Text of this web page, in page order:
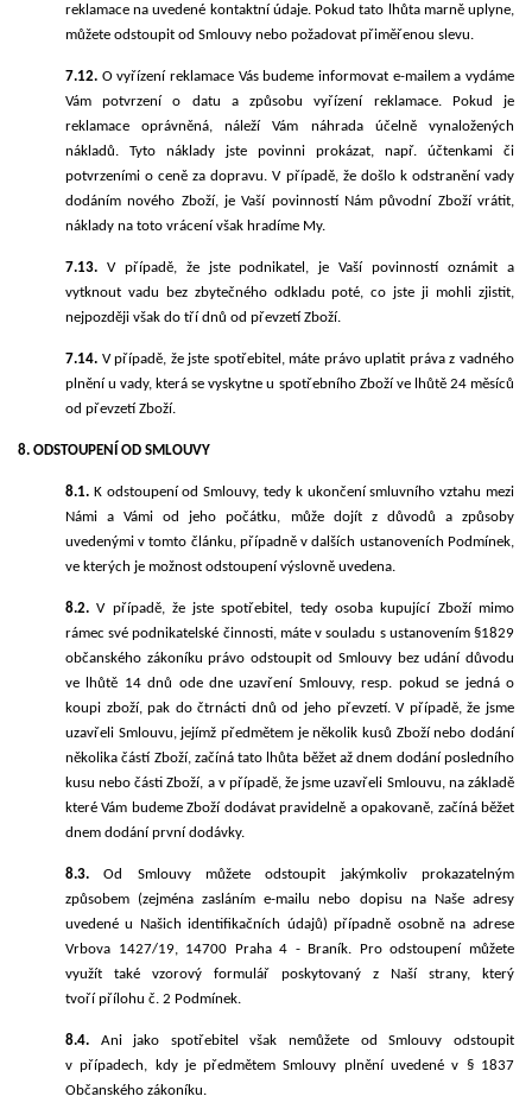
reklamace na uvedené kontaktní údaje. Pokud tato lhůta marně uplyne,
můžete odstoupit od Smlouvy nebo požadovat přiměřenou slevu.
7.12. O vyřízení reklamace Vás budeme informovat e-mailem a vydáme
Vám potvrzení o datu a způsobu vyřízení reklamace. Pokud je
reklamace oprávněná, náleží Vám náhrada účelně vynaložených
nákladů. Tyto náklady jste povinni prokázat, např. účtenkami či
potvrzeními o ceně za dopravu. V případě, že došlo k odstranění vady
dodáním nového Zboží, je Vaší povinností Nám původní Zboží vrátit,
náklady na toto vrácení však hradíme My.
7.13. V případě, že jste podnikatel, je Vaší povinností oznámit a
vytknout vadu bez zbytečného odkladu poté, co jste ji mohli zjistit,
nejpozději však do tří dnů od převzetí Zboží.
7.14. V případě, že jste spotřebitel, máte právo uplatit práva z vadného
plnění u vady, která se vyskytne u spotřebního Zboží ve lhůtě 24 měsíců
od převzetí Zboží.
8. ODSTOUPENÍ OD SMLOUVY
8.1. K odstoupení od Smlouvy, tedy k ukončení smluvního vztahu mezi
Námi a Vámi od jeho počátku, může dojít z důvodů a způsoby
uvedenými v tomto článku, případně v dalších ustanoveních Podmínek,
ve kterých je možnost odstoupení výslovně uvedena.
8.2. V případě, že jste spotřebitel, tedy osoba kupující Zboží mimo
rámec své podnikatelské činnosti, máte v souladu s ustanovením §1829
občanského zákoníku právo odstoupit od Smlouvy bez udání důvodu
ve lhůtě 14 dnů ode dne uzavření Smlouvy, resp. pokud se jedná o
koupi zboží, pak do čtrnácti dnů od jeho převzetí. V případě, že jsme
uzavřeli Smlouvu, jejímž předmětem je několik kusů Zboží nebo dodání
několika částí Zboží, začíná tato lhůta běžet až dnem dodání posledního
kusu nebo části Zboží, a v případě, že jsme uzavřeli Smlouvu, na základě
které Vám budeme Zboží dodávat pravidelně a opakovaně, začíná běžet
dnem dodání první dodávky.
8.3.Od Smlouvy můžete odstoupit jakýmkoliv prokazatelným
způsobem (zejména zasláním e-mailu nebo dopisu na Naše adresy
uvedené u Našich identifikačních údajů)případně osobně na adrese
Vrbova 1427/19, 14700 Praha 4 - Braník. Pro odstoupení můžete
využít také vzorový formulář poskytovaný z Naší strany, který
tvořípřílohu č. 2 Podmínek.
8.4. Anijako spotřebitel však nemůžete od Smlouvy odstoupit
v případech, kdy je předmětem Smlouvy plnění uvedené v § 1837
Občanského zákoníku.